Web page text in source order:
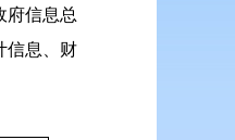
府信息总
信息、财